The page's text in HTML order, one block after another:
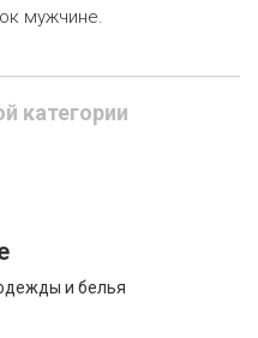
мужчине.
категории
и белья